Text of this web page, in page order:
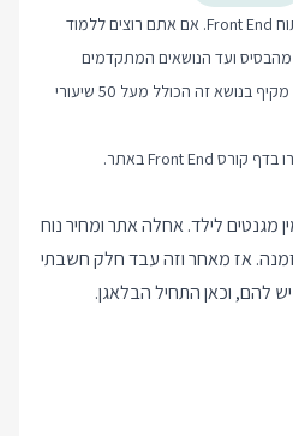
פוסט זה כולל טיפ קצר בנושא פיתוח Front End. אם אתם רוצים ללמוד
יותר לעומק על פיתוח Front End מהבסיס ועד הנושאים המתקדמים
תשמחו לשמוע שבניתי קורס וידאו מקיף בנושא זה הכולל מעל 50 שיעורי
בדף קורס Front End באתר.
מגנטים לילד. אחלה אתר ומחיר נוח
אז מאחר וזה עבד חלק חשבתי
להם, וכאן התחיל הבלאגן.